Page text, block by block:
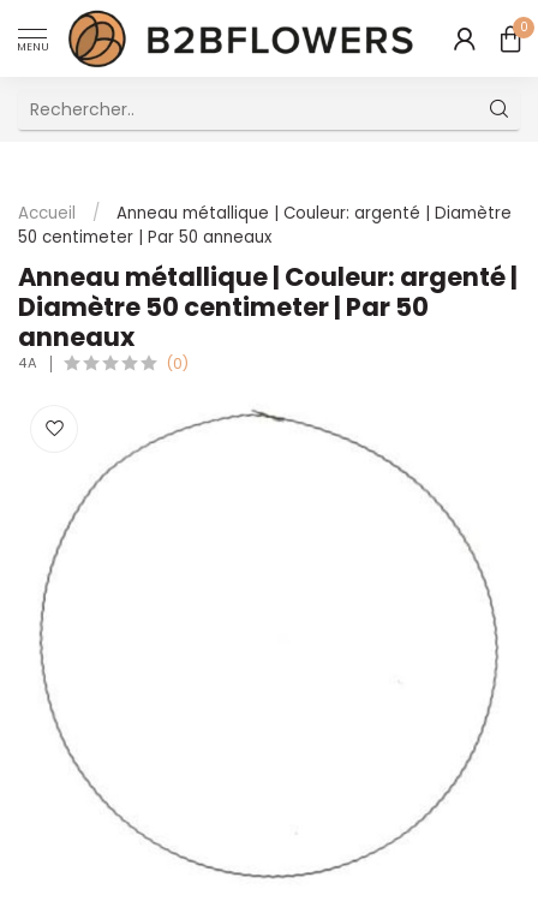
MENU
0
Accueil /
Anneau métallique | Couleur: argenté | Diamètre
50 centimeter | Par 50 anneaux
Anneau métallique | Couleur: argenté |
Diamètre 50 centimeter | Par 50
anneaux
4A (0)